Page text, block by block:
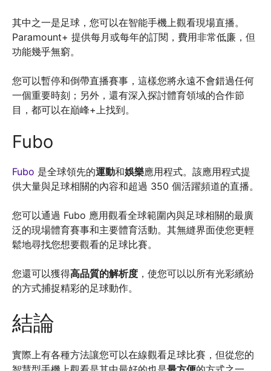
其中之一是足球，您可以在智能手機上觀看現場直播。
Paramount+ 提供每月或每年的訂閱，費用非常低廉，但
功能幾乎無窮。
您可以暫停和倒帶直播賽事，這樣您將永遠不會錯過任何
一個重要時刻；另外，還有深入探討體育領域的合作節
目，都可以在巔峰+上找到。
Fubo
Fubo 是全球領先的運動和娛樂應用程式。該應用程式提
供大量與足球相關的內容和超過 350 個活躍頻道的直播。
您可以通過 Fubo 應用觀看全球範圍內與足球相關的最廣
泛的現場體育賽事和主要體育活動。其無縫界面使您更輕
鬆地尋找您想要觀看的足球比賽。
您還可以獲得高品質的解析度 ，使您可以以所有光彩繽紛
的方式捕捉精彩的足球動作。
結論
實際上有各種方法讓您可以在線觀看足球比賽，但從您的